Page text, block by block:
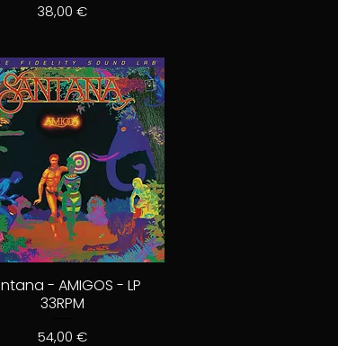
Prix
38,00 €
- AMIGOS - LP
33RPM
Prix
54,00 €